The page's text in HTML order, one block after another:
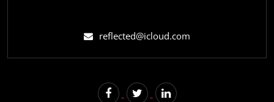
reflected@icloud.com